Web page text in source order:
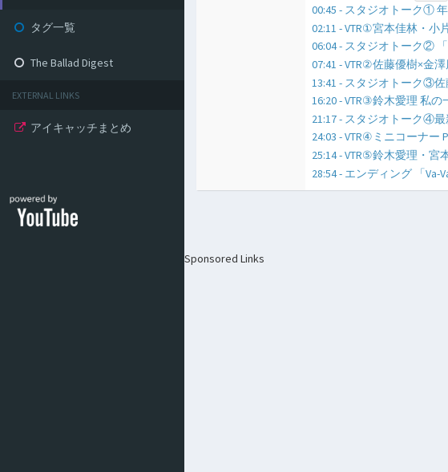
タグ一覧
The Ballad Digest
EXTERNAL LINKS
アイキャッチまとめ
00:45 - スタジオトーク①
02:11 - VTR①宮本佳林・小
06:04 - スタジオトーク②
07:41 - VTR②佐藤優樹×金
13:41 - スタジオトーク③
16:20 - VTR③鈴木愛理 私の
21:17 - スタジオトーク④
24:03 - VTR④ミニコーナー
25:14 - VTR⑤鈴木愛理・宮
28:54 - エンディング 「Va-
Sponsored Links